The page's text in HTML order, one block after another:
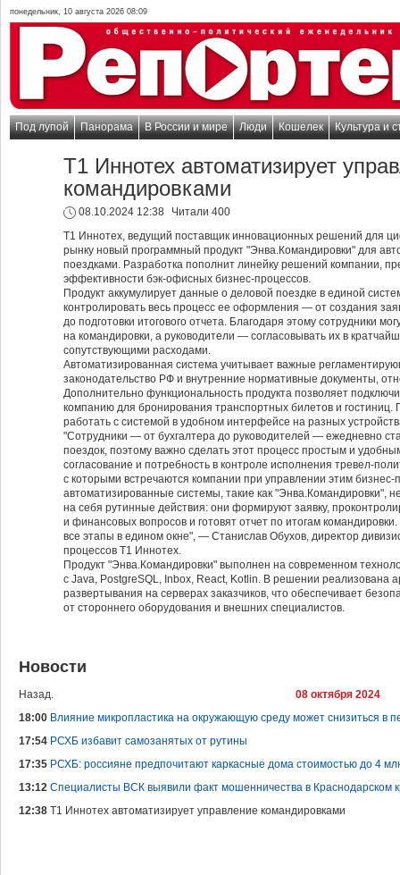
понедельник, 10 августа 2026 08:09
Под лупой Панорама В России и мире Люди Кошелек Культура и
Т1 Иннотех автоматизирует
командировками
08.10.2024 12:38
Читали 400
Т1 Иннотех, ведущий поставщик инновационных решений для
рынку новый программный продукт "Энва.Командировки" для
поездками. Разработка пополнит линейку решений компании,
эффективности бэк-офисных бизнес-процессов.
Продукт аккумулирует данные о деловой поездке в единой
контролировать весь процесс ее оформления — от создания
до подготовки итогового отчета. Благодаря этому сотрудники
на командировки, а руководители — согласовывать их в
сопутствующими расходами.
Автоматизированная система учитывает важные
законодательство РФ и внутренние нормативные документы,
Дополнительно функциональность продукта позволяет
компанию для бронирования транспортных билетов и гостиниц.
работать с системой в удобном интерфейсе на разных
"Сотрудники — от бухгалтера до руководителей — ежедневно
поездок, поэтому важно сделать этот процесс простым и
согласование и потребность в контроле исполнения тревел-
с которыми встречаются компании при управлении этим
автоматизированные системы, такие как "Энва.Командировки",
на себя рутинные действия: они формируют заявку,
и финансовых вопросов и готовят отчет по итогам
все этапы в едином окне", — Станислав Обухов, директор
процессов Т1 Иннотех.
Продукт "Энва.Командировки" выполнен на современном
с Java, PostgreSQL, Inbox, React, Kotlin. В решении реализована
развертывания на серверах заказчиков, что обеспечивает
от стороннего оборудования и внешних специалистов.
Новости
Назад.
08 октября 2024
18:00 Влияние микропластика на окружающую среду может снизиться в
17:54 РСХБ избавит самозанятых от рутины
17:35 РСХБ: россияне предпочитают каркасные дома стоимостью до 4
13:12 Специалисты ВСК выявили факт мошенничества в Краснодарском
12:38 Т1 Иннотех автоматизирует управление командировками